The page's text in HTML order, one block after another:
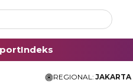
Indeks
REGIONAL: JAKARTA